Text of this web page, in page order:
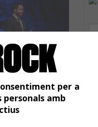
El
per a
amb